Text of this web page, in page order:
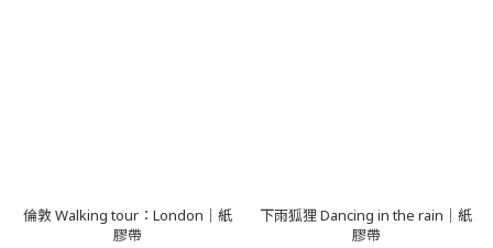
倫敦 Walking tour：London｜紙
膠帶
下雨狐狸 Dancing in the rain｜紙
膠帶